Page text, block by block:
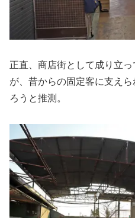
正直、商店街として成り立
が、昔からの固定客に支え
ろうと推測。